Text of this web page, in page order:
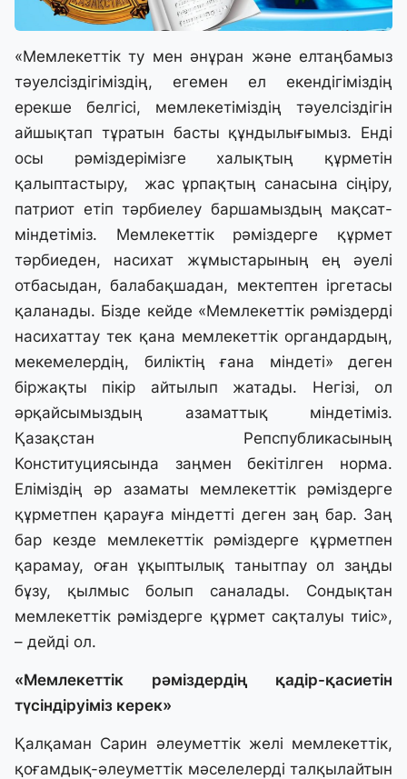
«Мемлекеттік ту мен әнұран және елтаңбамыз
тәуелсіздігіміздің, егемен ел екендігіміздің
ерекше белгісі, мемлекетіміздің тәуелсіздігін
айшықтап тұратын басты құндылығымыз. Енді
осы рәміздерімізге халықтың құрметін
қалыптастыру, жас ұрпақтың санасына сіңіру,
патриот етіп тәрбиелеу баршамыздың мақсат-
міндетіміз. Мемлекеттік рәміздерге құрмет
тәрбиеден, насихат жұмыстарының ең әуелі
отбасыдан, балабақшадан, мектептен іргетасы
қаланады. Бізде кейде «Мемлекеттік рәміздерді
насихаттау тек қана мемлекеттік органдардың,
мекемелердің, биліктің ғана міндеті» деген
біржақты пікір айтылып жатады. Негізі, ол
әрқайсымыздың азаматтық міндетіміз.
Қазақстан Репспубликасының
Конституциясында заңмен бекітілген норма.
Еліміздің әр азаматы мемлекеттік рәміздерге
құрметпен қарауға міндетті деген заң бар. Заң
бар кезде мемлекеттік рәміздерге құрметпен
қарамау, оған ұқыптылық танытпау ол заңды
бұзу, қылмыс болып саналады. Сондықтан
мемлекеттік рәміздерге құрмет сақталуы тиіс»,
– дейді ол.
«Мемлекеттік рәміздердің қадір-қасиетін
түсіндіруіміз керек»
Қалқаман Сарин әлеуметтік желі мемлекеттік,
қоғамдық-әлеуметтік мәселелерді талқылайтын